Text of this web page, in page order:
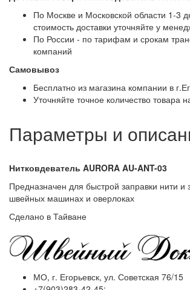
По Москве и Московской области 1-3
стоимость доставки уточняйте у
По России - по тарифам и срокам
компаний
Самовывоз
Бесплатно из магазина компании в
Уточняйте точное количество товара
Параметры и
Нитковдеватель AURORA AU-ANT-03
Предназначен для быстрой заправки нити и
швейных машинах и оверлоках
Сделано в Тайване
МО, г. Егорьевск, ул. Советская 76/15